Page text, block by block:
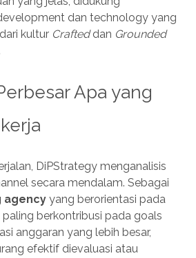
dan technology yang
kultur Crafteddan Grounded
Apa yang
DiPStrategy menganalisis
secara mendalam. Sebagai
agencyyang berorientasi pada
paling berkontribusi pada goals
anggaran yang lebih besar,
efektif dievaluasi atau